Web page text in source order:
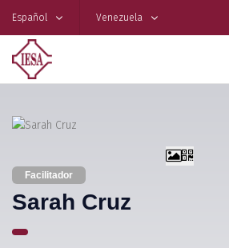
Español Venezuela
Facilitador
Sarah Cruz